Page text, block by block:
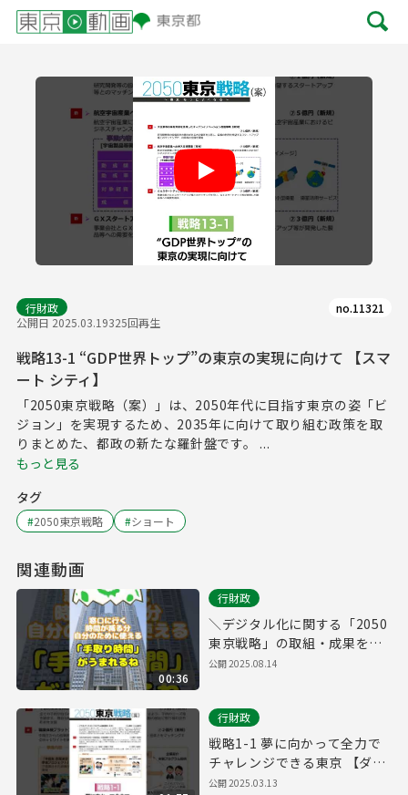
行財政
公開日 2025.03.19325回再生
no.11321
戦略13-1 “GDP世界トップ”の東京の実現に向けて 【スマ
ート シティ】
「2050東京戦略（案）」は、2050年代に目指す東京の姿「ビ
ジョン」を実現するため、2035年に向けて取り組む政策を取
りまとめた、都政の新たな羅針盤です。 ...
もっと見る
タグ
#2050東京戦略 #ショート
関連動画
00:36
行財政
＼デジタル化に関する「2050
東京戦略」の取組・成果をご
紹介！／
公開2025.08.14
行財政
戦略1-1 夢に向かって全力で
チャレンジできる東京 【ダイ
バーシティ】
公開2025.03.13